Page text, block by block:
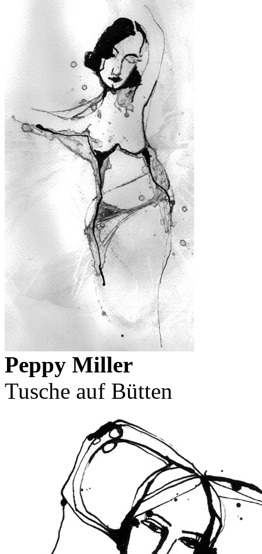
Peppy Miller
Tusche auf Bütten